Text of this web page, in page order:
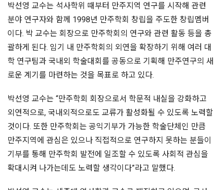
박선영 교수는 석사학위 때부터 만주지역 연구를 시작해 관련
분야 연구자와 함께 1998년 만주학회 창립을 주도한 창립멤버
이다. 박 교수는 회장으로 만주학회의 연구와 관련 활동 등을 총
괄하게 된다. 임기 내 만주학회의 외연을 확장하기 위해 여러 대
학 연구팀과 국내외 학술대회를 공동으로 기획해 만주연구의 새
로운 계기를 마련하는 것을 목표로 하고 있다.
박선영 교수는 “만주학회 회장으로서 학문적 내실을 강화하고
외연적으로, 국내외적으로도 교류가 활성화될 수 있도록 노력할
것이다. 또한 만주학회는 공익기부가 가능한 학술단체인 만큼
만주지역에 관심은 있으나 직접적으로 연구하지 못하는 분들이
기부를 통해 만주학회 발전에 일조할 수 있도록 사회적 관심을
확대시켜 나가는데도 노력할 생각이다”라고 말했다.